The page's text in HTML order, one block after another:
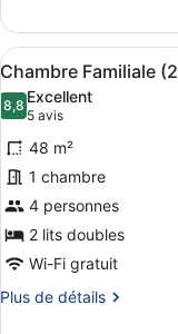
piscine
le
type
de
chambre
Chambre
Deluxe,
terrasse,
vue
piscine
Afficher
toutes
les
photos
pour
ce
type
de
chambre :
Chambre
4
Chambre Familiale
8,88,8 sur 10
Excellent
5 avis
(5 avis)
48 m²
1 chambre
4 personnes
2 lits doubles
Wi-Fi gratuit
Plus de détails
Plus